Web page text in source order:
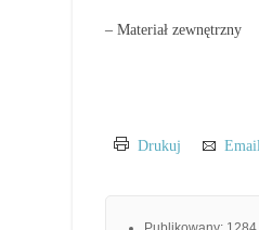
– Materiał zewnętrzny
Drukuj